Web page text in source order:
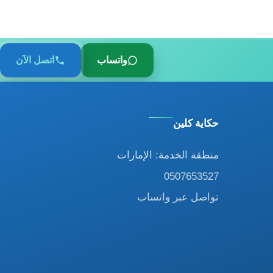
واتساب اتصل الآن
حكاية كلين
منطقة الخدمة: الإمارات
0507653527
تواصل عبر واتساب